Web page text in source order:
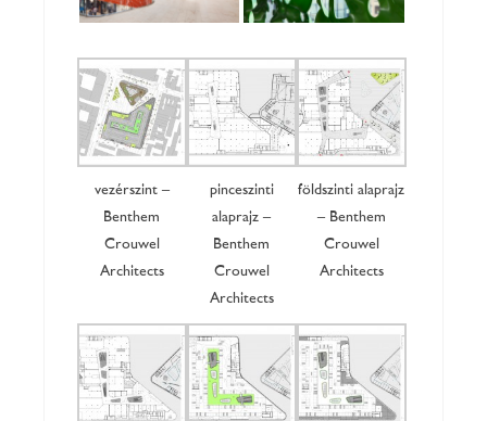
vezérszint –
Benthem
Crouwel
Architects
pinceszinti
alaprajz –
Benthem
Crouwel
Architects
földszinti alaprajz
– Benthem
Crouwel
Architects